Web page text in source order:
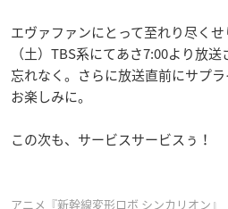
エヴァファンにとって至れり尽く
（土）TBS系にてあさ7:00より放
忘れなく。さらに放送直前にサプ
お楽しみに。
この次も、サービスサービスぅ！
アニメ『新幹線変形ロボ シンカリオン』